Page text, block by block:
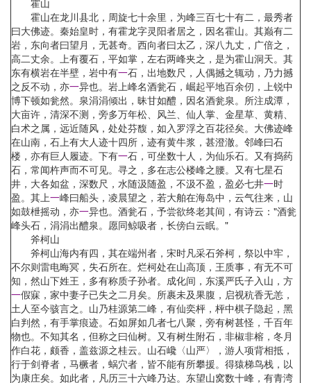
霍山
霍山在龙川县北，周旋七十余里，为峰三百七十有二，最秀者
曰大佛迹。秦始皇时，有霍龙字灵阳者居之，因名霍山。其巅有二
岩，东向者曰望月，无甚奇。西向者曰太乙，深八九丈，广倍之，
高二丈余。上有覆石，平如掌，左右两峰夹之，是为霍山洞天。其
东有横岩在半壁，岩中有一石，出地数尺，人偶撼之辄动，乃力撼
之反不动，亦一异也。岩上峰名酒瓮石，崛起平地百余仞，上锐中
博下顿如瓮然。泉涓涓倾出，昧甘如醴，因名酒瓮泉。所注成潭，
大亩许，清深不测，旁多万年松、风兰、仙人掌、金星草、黄精、
白术之属，远近随风，处处芬馥，如入罗浮之百花径矣。大佛迹峰
在山南，石上有大人迹十四所，迹有黄牛浆，甚澄澈。邻峰曰石
楼，亦有巨人履迹。下有一石，可坐数十人，为仙乐石。又有捣药
石，常闻杵声而不可见。寻之，多在志公楼峰之腰。又有七星石
井，大各如盆，深数尺，水随汲随盈，不汲不盈，盈必七井一时
盈。其上一峰曰船头，凌晨望之，若大舶在海岛中，云气往来，山
如鼓枻摇动，亦一异也。酒瓮石，予尝欲终老其间，有诗云："酒瓮
峰头石，涓涓出醴泉。愿同鲸吸者，长傍白云眠。"
斧柯山
斧柯山海内有四，其在端州者，宋时凡采石斧柯，祭以中牢，
不尔则雷电晦冥，失石所在。烂柯处在山高顶，王质事，有无不可
知，然山下姓王，多有称质子孙者。成化间，东溪严氏子入山，方
一假寐，家中妻子已失之二月矣。所裹未及果腹，启视秔香无恙，
土人至今骇言之。山乃桂源第二峰，有仙奕枰，枰中棋子隐起，黑
白判然，有手掌痕迹。石如屏如几者七八聚，旁有树甚怪，千百年
物也。不知其名，但称之曰仙树。又有树生附石，非椒非榕，冬月
作白花，颇香，盖兹源之桂云。山石巉〈山严〉，游人项背相抵，
行于剑脊者，马橛者，蜗穴者，皆不能有所攀援。得猿梯鸟栈，以
为康庄矣。如此者，凡历三十六峰乃达。东望山窝数十峰，有青湾